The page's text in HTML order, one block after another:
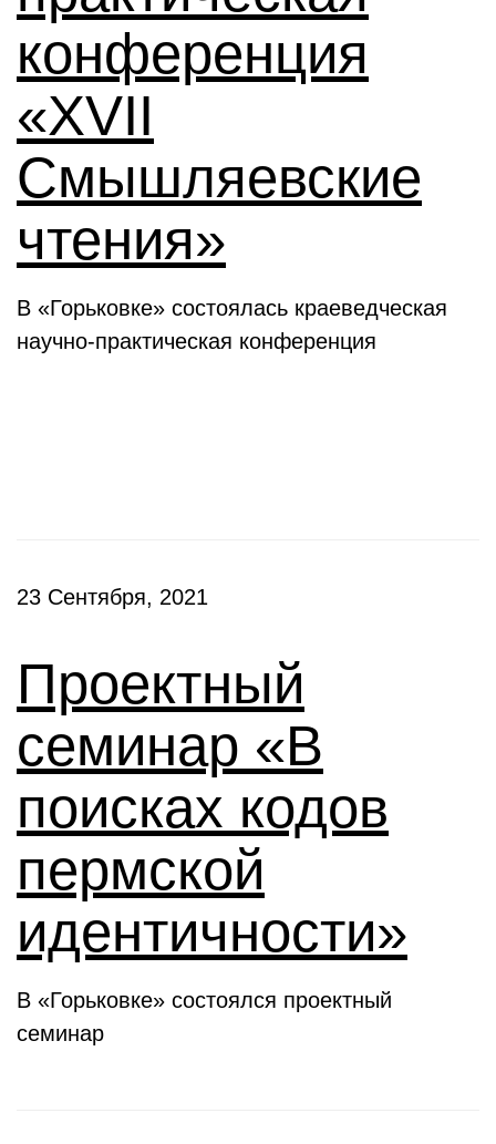
конференция
«XVII
Смышляевские
чтения»
В «Горьковке» состоялась краеведческая
научно-практическая конференция
23 Сентября, 2021
Проектный
семинар «В
поисках кодов
пермской
идентичности»
В «Горьковке» состоялся проектный
семинар